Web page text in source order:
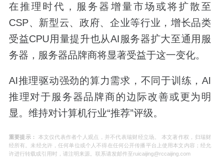
在推理时代，服务器增量市场或将扩散至
CSP、新型云、政府、企业等行业，增长品类
受益CPU用量提升也从AI服务器扩大至通用服
务器，服务器品牌商将显著受益于这一变化。
AI推理驱动强劲的算力需求，不同于训练，AI
推理对于服务器品牌商的边际改善或更为明
显。维持对计算机行业“推荐”评级。
重要提示：
本文仅代表作者个人观点，并不代表瑞财经立场。 本文著作权，归瑞财
经所有。未经允许，任何单位或个人不得在任何公开传播平台上使用本文内容；经允
许进行转载或引用时，请注明来源。联系请发邮件至ruicaijing@rccaijing.com